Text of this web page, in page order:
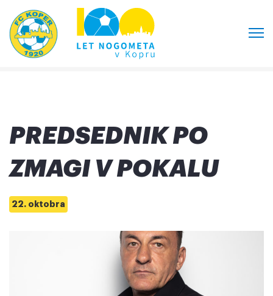
PREDSEDNIK PO
ZMAGI V POKALU
22. oktobra